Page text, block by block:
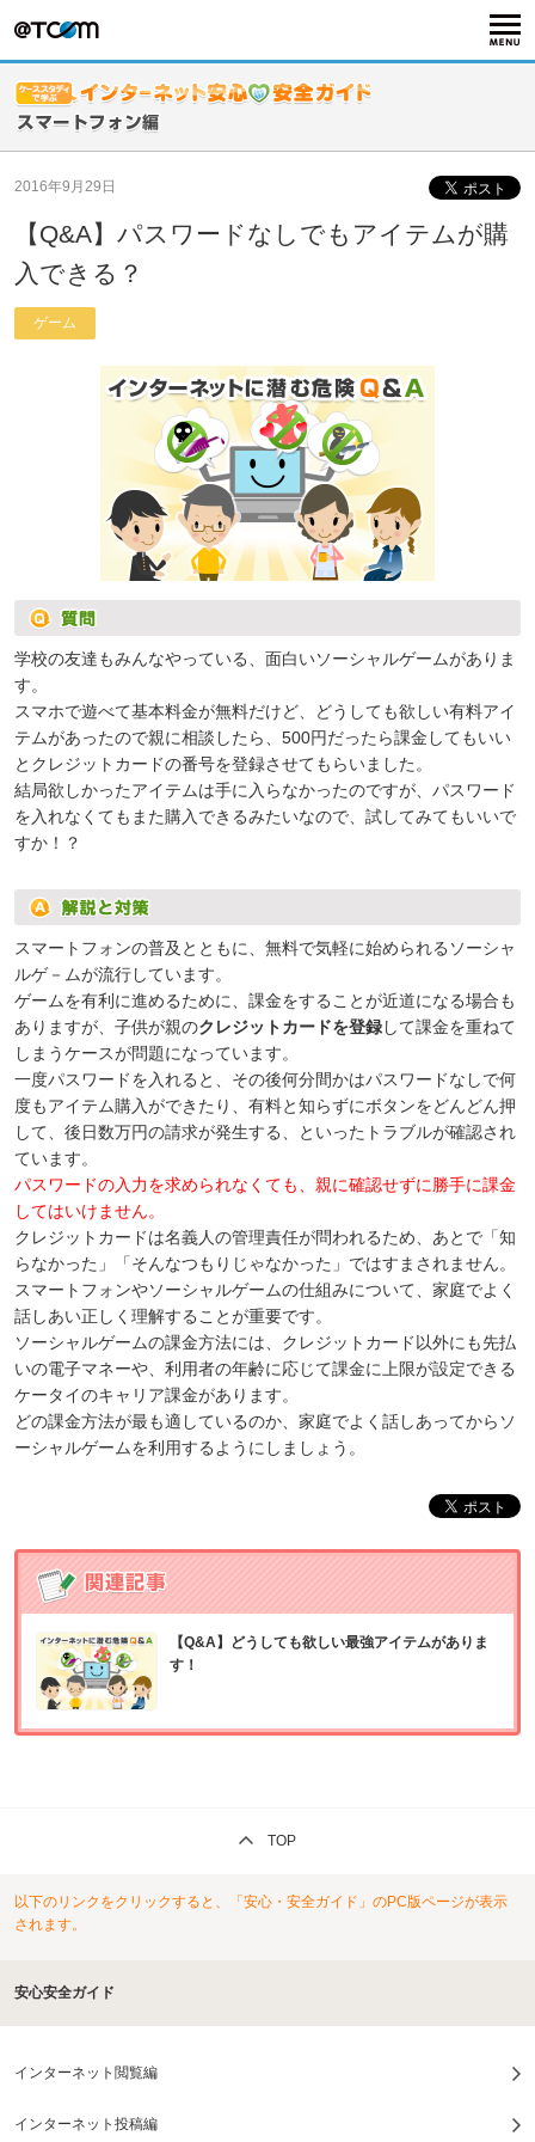
2016年9月29日
【Q&A】パスワードなしでもアイテムが購
入できる？
ゲーム
学校の友達もみんなやっている、面白いソーシャルゲームがありま
す。
スマホで遊べて基本料金が無料だけど、どうしても欲しい有料アイ
テムがあったので親に相談したら、500円だったら課金してもいい
とクレジットカードの番号を登録させてもらいました。
結局欲しかったアイテムは手に入らなかったのですが、パスワード
を入れなくてもまた購入できるみたいなので、試してみてもいいで
すか！？
スマートフォンの普及とともに、無料で気軽に始められるソーシャ
ルゲ－ムが流行しています。
ゲームを有利に進めるために、課金をすることが近道になる場合も
ありますが、子供が親のクレジットカードを登録して課金を重ねて
しまうケースが問題になっています。
一度パスワードを入れると、その後何分間かはパスワードなしで何
度もアイテム購入ができたり、有料と知らずにボタンをどんどん押
して、後日数万円の請求が発生する、といったトラブルが確認され
ています。
パスワードの入力を求められなくても、親に確認せずに勝手に課金
してはいけません。
クレジットカードは名義人の管理責任が問われるため、あとで「知
らなかった」「そんなつもりじゃなかった」ではすまされません。
スマートフォンやソーシャルゲームの仕組みについて、家庭でよく
話しあい正しく理解することが重要です。
ソーシャルゲームの課金方法には、クレジットカード以外にも先払
いの電子マネーや、利用者の年齢に応じて課金に上限が設定できる
ケータイのキャリア課金があります。
どの課金方法が最も適しているのか、家庭でよく話しあってからソ
ーシャルゲームを利用するようにしましょう。
【Q&A】どうしても欲しい最強アイテムがありま
す！
TOP
以下のリンクをクリックすると、「安心・安全ガイド」のPC版ページが表示
されます。
安心安全ガイド
インターネット閲覧編
インターネット投稿編